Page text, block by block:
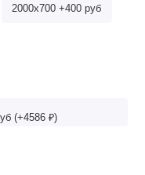
2000x700 +400 руб
(+4586 ₽)